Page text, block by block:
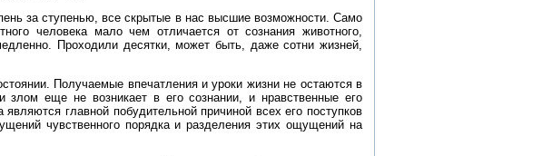
за ступенью, все скрытые в нас высшие возможности. Само
человека мало чем отличается от сознания животного,
Проходили десятки, может быть, даже сотни жизней,
Получаемые впечатления и уроки жизни не остаются в
еще не возникает в его сознании, и нравственные его
главной побудительной причиной всех его поступков
чувственного порядка и разделения этих ощущений на